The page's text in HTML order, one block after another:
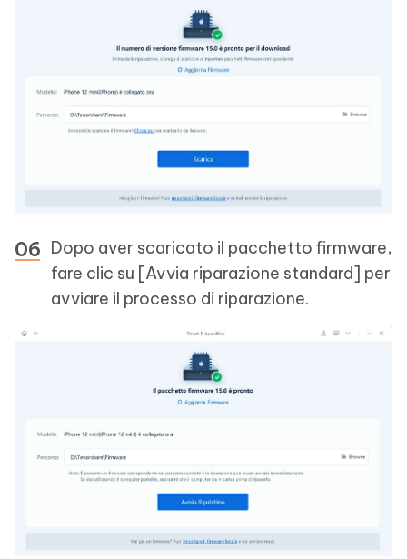
Dopo aver scaricato il pacchetto firmware,
fare clic su [Avvia riparazione standard] per
avviare il processo di riparazione.